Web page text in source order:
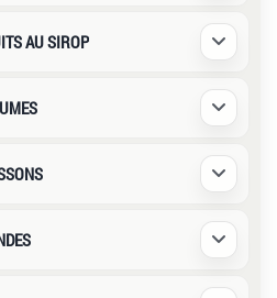
AU SIROP Déplier
Déplier
Déplier
Déplier